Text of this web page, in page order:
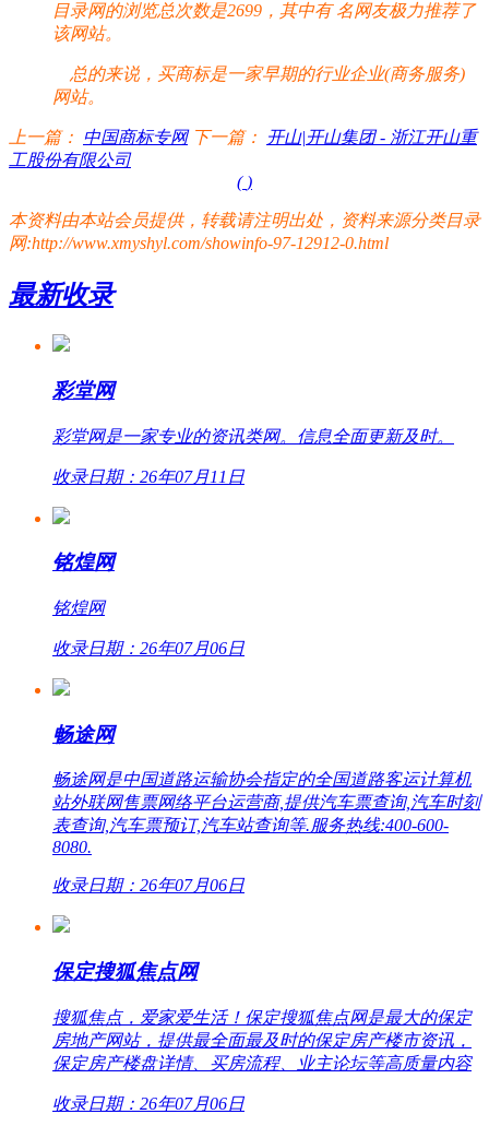
目录网的浏览总次数是2699，其中有名网友极力推荐了
该网站。
总的来说，买商标是一家早期的行业企业(商务服务)
网站。
上一篇： 中国商标专网 下一篇：
开山|开山集团 - 浙江开山重
工股份有限公司
( )
本资料由本站会员提供，转载请注明出处，资料来源分类目录
网:http://www.xmyshyl.com/showinfo-97-12912-0.html
最新收录
彩堂网
彩堂网是一家专业的资讯类网。信息全面更新及时。
收录日期：26年07月11日
铭煌网
铭煌网
收录日期：26年07月06日
畅途网
畅途网是中国道路运输协会指定的全国道路客运计算机
站外联网售票网络平台运营商,提供汽车票查询,汽车时刻
表查询,汽车票预订,汽车站查询等.服务热线:400-600-
8080.
收录日期：26年07月06日
保定搜狐焦点网
搜狐焦点，爱家爱生活！保定搜狐焦点网是最大的保定
房地产网站，提供最全面最及时的保定房产楼市资讯，
保定房产楼盘详情、买房流程、业主论坛等高质量内容
收录日期：26年07月06日